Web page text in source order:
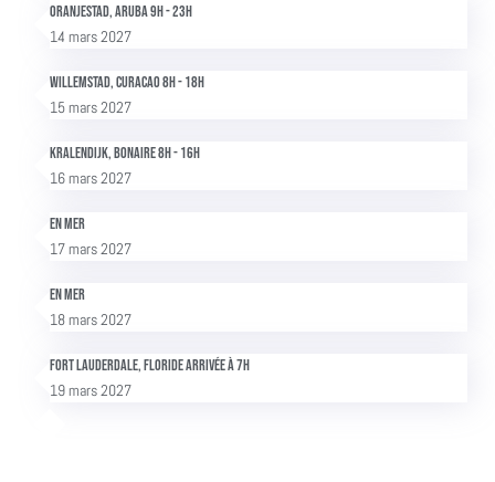
Oranjestad, Aruba 9h - 23h
14 mars 2027
Willemstad, Curacao 8h - 18h
15 mars 2027
Kralendijk, Bonaire 8h - 16h
16 mars 2027
En mer
17 mars 2027
En mer
18 mars 2027
Fort Lauderdale, Floride Arrivée à 7h
19 mars 2027